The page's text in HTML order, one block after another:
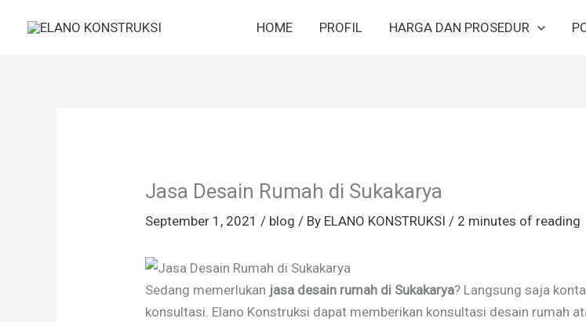
HOME PROFIL HARGA DAN PROSEDUR
Jasa Desain Rumah di Sukakarya
September 1, 2021 / blog / By ELANO KONSTRUKSI / 2 minutes of reading
Sedang memerlukan jasa desain rumah di Sukakarya? Langsung saja
konsultasi. Elano Konstruksi dapat memberikan konsultasi desain rumah